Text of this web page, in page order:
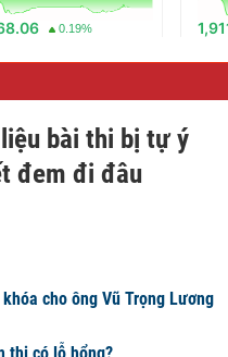
0.19%
bài thi bị tự ý
đem đi đâu
cho ông Vũ Trọng Lương